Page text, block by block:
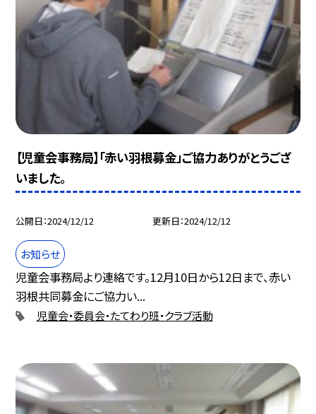
【児童会事務局】「赤い羽根募金」ご協力ありがとうござ
いました。
公開日 2024/12/12 更新日 2024/12/12
お知らせ
児童会事務局より連絡です。12月10日から12日まで、赤い
羽根共同募金にご協力い...
児童会・委員会・たてわり班・クラブ活動